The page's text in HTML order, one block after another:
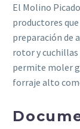
El Molino
productores
preparación de
rotor y cuchillas
permite moler
forraje alto